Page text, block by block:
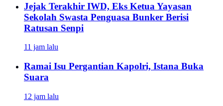
Jejak Terakhir IWD, Eks Ketua Yayasan
Sekolah Swasta Penguasa Bunker Berisi
Ratusan Senpi
11 jam lalu
Ramai Isu Pergantian Kapolri, Istana Buka
Suara
12 jam lalu